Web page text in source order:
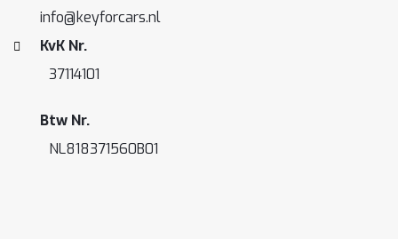
info@keyforcars.nl
KvK Nr.
37114101
Btw Nr.
NL818371560B01